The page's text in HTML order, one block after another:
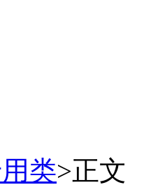
类>正文